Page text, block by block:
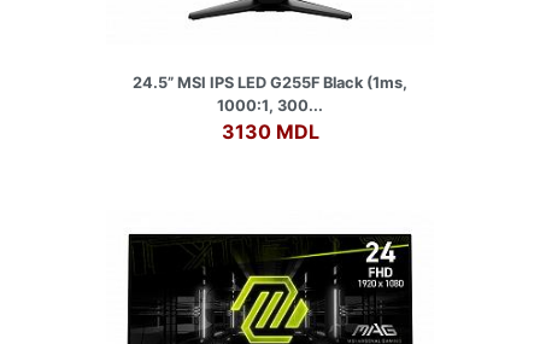
24.5” MSI IPS LED G255F Black (1ms,
1000:1, 300...
3130 MDL